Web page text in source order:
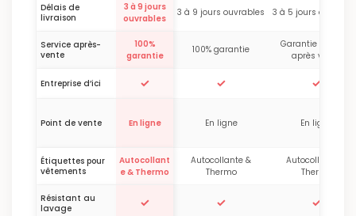
Délais de
livraison
3 à 9 jours
ouvrables
3 à 9 jours ouvrables 3 à 5 jours
Service après-
vente
100%
garantie
100% garantie
Garantie 30 jours
après vente
Entreprise d’ici ✓ ✓ ✓
Point de vente En ligne En ligne En ligne
Étiquettes pour
vêtements
Autocollant
e & Thermo
Autocollante &
Thermo
Autocollante &
Thermo
Résistant au
lavage
✓ ✓ ✓